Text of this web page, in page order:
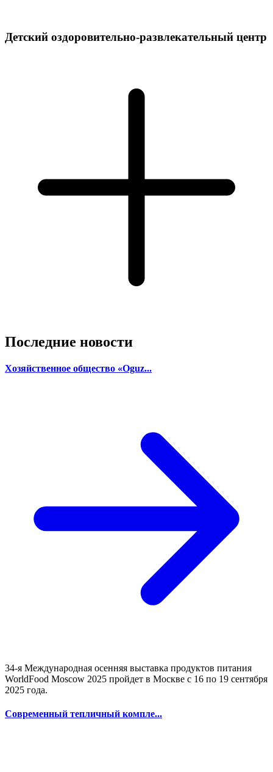
Детский оздоровительно-развлекательный центр
Последние новости
Хозяйственное общество «Oguz...
34-я Международная осенняя выставка продуктов питания
WorldFood Moscow 2025 пройдет в Москве с 16 по 19 сентября
2025 года.
Современный тепличный компле...